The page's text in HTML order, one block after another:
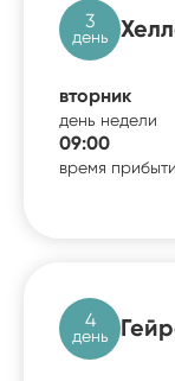
3
день
вторник
день недели
09:00
время
4
день